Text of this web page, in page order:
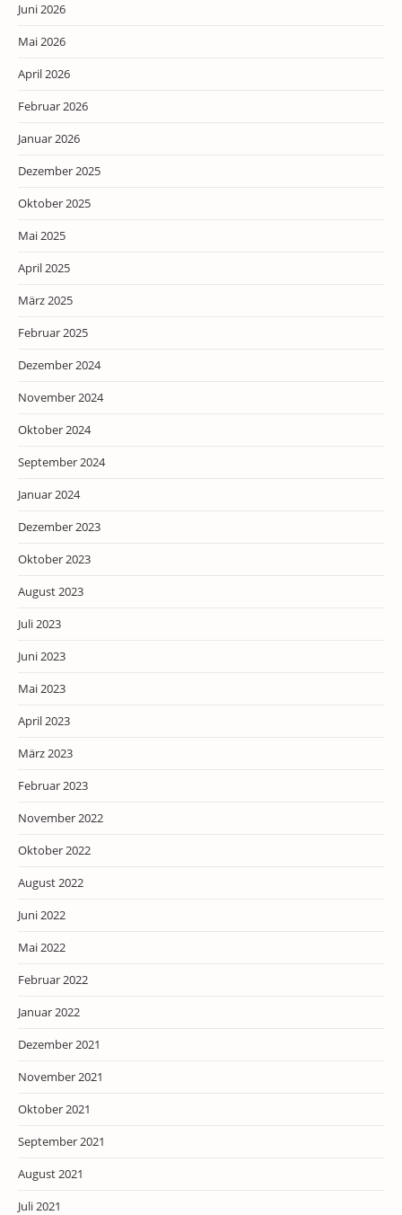
Juni 2026
Mai 2026
April 2026
Februar 2026
Januar 2026
Dezember 2025
Oktober 2025
Mai 2025
April 2025
März 2025
Februar 2025
Dezember 2024
November 2024
Oktober 2024
September 2024
Januar 2024
Dezember 2023
Oktober 2023
August 2023
Juli 2023
Juni 2023
Mai 2023
April 2023
März 2023
Februar 2023
November 2022
Oktober 2022
August 2022
Juni 2022
Mai 2022
Februar 2022
Januar 2022
Dezember 2021
November 2021
Oktober 2021
September 2021
August 2021
Juli 2021